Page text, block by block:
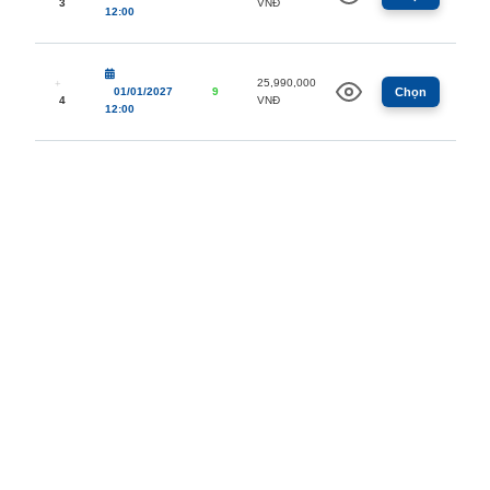
3
12:00
VNĐ
4
01/01/2027
12:00
9
25,990,000
VNĐ
Chọn